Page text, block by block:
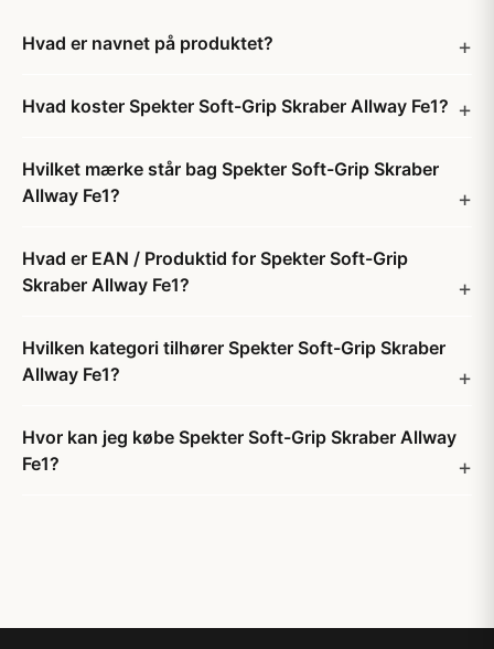
Hvad er navnet på produktet?
Hvad koster Spekter Soft-Grip Skraber Allway Fe1?
Hvilket mærke står bag Spekter Soft-Grip Skraber
Allway Fe1?
Hvad er EAN / Produktid for Spekter Soft-Grip
Skraber Allway Fe1?
Hvilken kategori tilhører Spekter Soft-Grip Skraber
Allway Fe1?
Hvor kan jeg købe Spekter Soft-Grip Skraber Allway
Fe1?